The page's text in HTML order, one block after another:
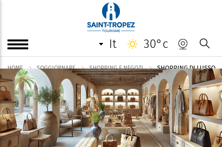
it 30°c
HOME SOGGIORNARE SHOPPING E NEGOZI SHOPPING DI LUSSO